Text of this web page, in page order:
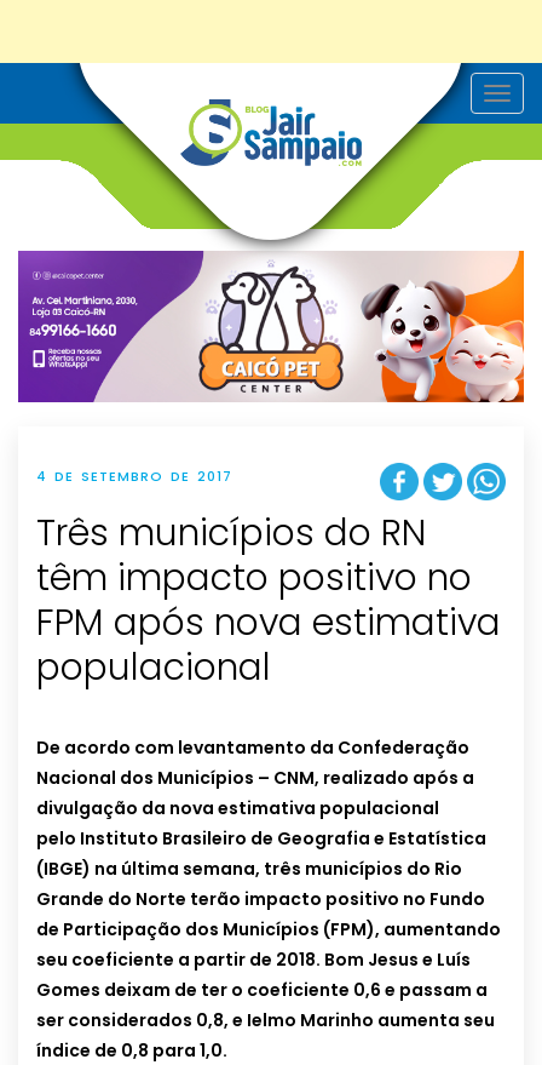
T
o
v
g
t
i
o
n
4 DE SETEMBRO DE 2017
Três municípios do RN
têm impacto positivo no
FPM após nova estimativa
populacional
De acordo com levantamento da Confederação
Nacional dos Municípios – CNM, realizado após a
divulgação da nova estimativa populacional
pelo Instituto Brasileiro de Geografia e Estatística
(IBGE) na última semana, três municípios do Rio
Grande do Norte terão impacto positivo no Fundo
de Participação dos Municípios (FPM), aumentando
seu coeficiente a partir de 2018. Bom Jesus e Luís
Gomes deixam de ter o coeficiente 0,6 e passam a
ser considerados 0,8, e Ielmo Marinho aumenta seu
índice de 0,8 para 1,0.